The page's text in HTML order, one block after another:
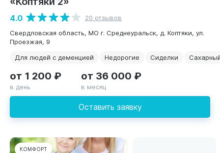
4.0
20 отзывов
Свердловская область, МО г. Среднеуральск, д. Коптяки, ул.
Проезжая, 9
Для людей с деменцией
Недорогие Сиделки
Оставить заявку
от 1 200 ₽
в день
от 36 000 ₽
в месяц
КОМФОРТ